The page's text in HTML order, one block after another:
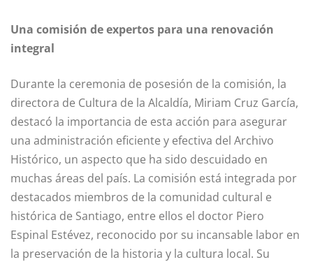
Una comisión de expertos para una renovación
integral
Durante la ceremonia de posesión de la comisión, la
directora de Cultura de la Alcaldía, Miriam Cruz García,
destacó la importancia de esta acción para asegurar
una administración eficiente y efectiva del Archivo
Histórico, un aspecto que ha sido descuidado en
muchas áreas del país. La comisión está integrada por
destacados miembros de la comunidad cultural e
histórica de Santiago, entre ellos el doctor Piero
Espinal Estévez, reconocido por su incansable labor en
la preservación de la historia y la cultura local. Su